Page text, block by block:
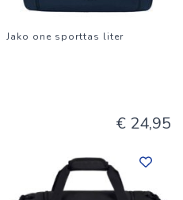
Jako one sporttas liter
€ 24,95